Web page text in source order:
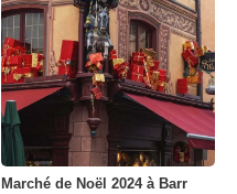
Marché de Noël 2024 à Barr